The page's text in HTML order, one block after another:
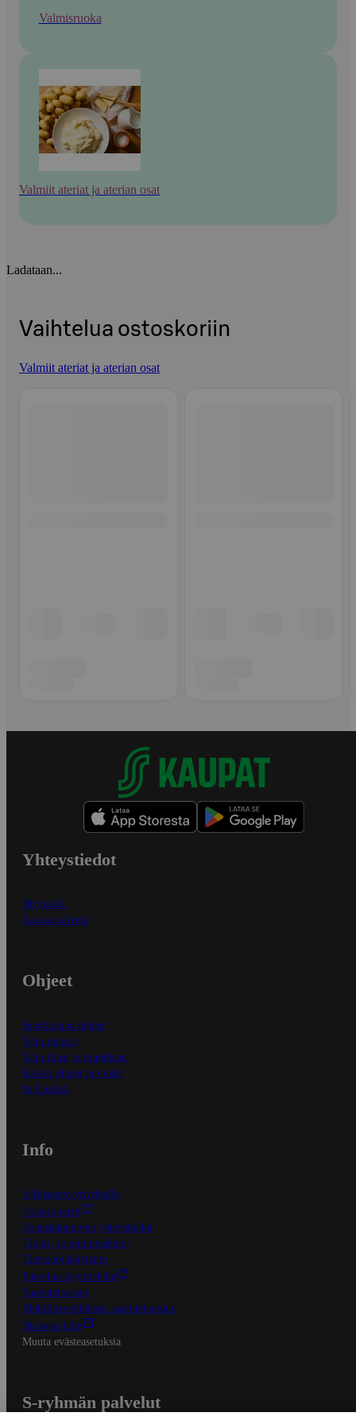
Valmisruoka
Valmiit ateriat ja aterian osat
Ladataan...
Vaihtelua ostoskoriin
Valmiit ateriat ja aterian osat
Yhteystiedot
Myymälät
Asiakaspalvelu
Ohjeet
Ensitilaajan ohjeet
Näin maksat
Näin tilaat ja muokkaat
Kaikki ohjeet ja vinkit
In English
Info
S-Business yrityksille
Oiva-raportit
Osuuskauppojen yhteystiedot
Tilaus- ja toimitusehdot
Tietosuojakäytäntö
Palvelun käyttöehdot
Saavutettavuus
Mobiilisovelluksen saavutettavuus
Mainostajalle
Muuta evästeasetuksia
S-ryhmän palvelut